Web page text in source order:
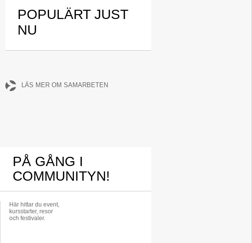
POPULÄRT JUST
NU
LÄS MER OM SAMARBETEN
PÅ GÅNG I
COMMUNITYN!
Här hittar du event,
kursstarter, resor
och festivaler.